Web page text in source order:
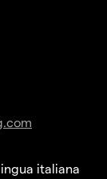
italiana